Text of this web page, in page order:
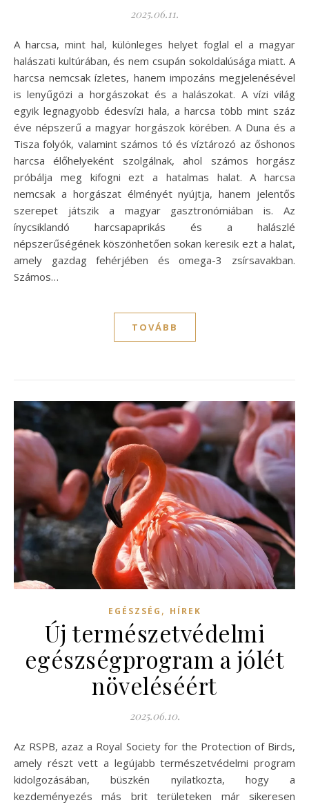
2025.06.11.
A harcsa, mint hal, különleges helyet foglal el a magyar
halászati kultúrában, és nem csupán sokoldalúsága miatt. A
harcsa nemcsak ízletes, hanem impozáns megjelenésével
is lenyűgözi a horgászokat és a halászokat. A vízi világ
egyik legnagyobb édesvízi hala, a harcsa több mint száz
éve népszerű a magyar horgászok körében. A Duna és a
Tisza folyók, valamint számos tó és víztározó az őshonos
harcsa élőhelyeként szolgálnak, ahol számos horgász
próbálja meg kifogni ezt a hatalmas halat. A harcsa
nemcsak a horgászat élményét nyújtja, hanem jelentős
szerepet játszik a magyar gasztronómiában is. Az
ínycsiklandó harcsapaprikás és a halászlé
népszerűségének köszönhetően sokan keresik ezt a halat,
amely gazdag fehérjében és omega-3 zsírsavakban.
Számos…
TOVÁBB
EGÉSZSÉG , HÍREK
Új természetvédelmi
egészségprogram a jólét
növeléséért
2025.06.10.
Az RSPB, azaz a Royal Society for the Protection of Birds,
amely részt vett a legújabb természetvédelmi program
kidolgozásában, büszkén nyilatkozta, hogy a
kezdeményezés más brit területeken már sikeresen